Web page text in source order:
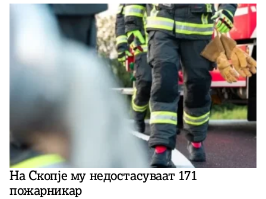
На Скопје му недостасуваат 171
пожарникар